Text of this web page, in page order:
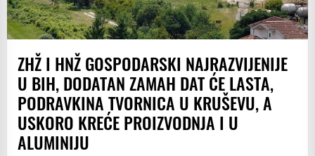
ZHŽ I HNŽ GOSPODARSKI NAJRAZVIJENIJE
U BIH, DODATAN ZAMAH DAT ĆE LASTA,
PODRAVKINA TVORNICA U KRUŠEVU, A
USKORO KREĆE PROIZVODNJA I U
ALUMINIJU